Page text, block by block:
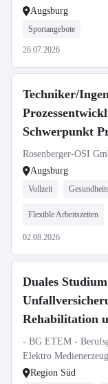
Augsburg
Sportangebote
26.07.2026
Techniker/
Schwerpunkt
Rosenberger-OSI
Augsburg
Vollzeit
Flexible Arbeitszeiten
02.08.2026
Duales
Rehabilitation
Region Süd
- BG ETEM -
Elektro
Region Süd